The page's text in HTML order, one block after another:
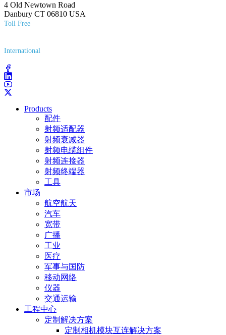
4 Old Newtown Road
Danbury CT 06810 USA
Toll Free
International
Products
配件
射频适配器
射频衰减器
射频电缆组件
射频连接器
射频终端器
工具
市场
航空航天
汽车
宽带
广播
工业
医疗
军事与国防
移动网络
仪器
交通运输
工程中心
定制解决方案
定制相机模块互连解决方案